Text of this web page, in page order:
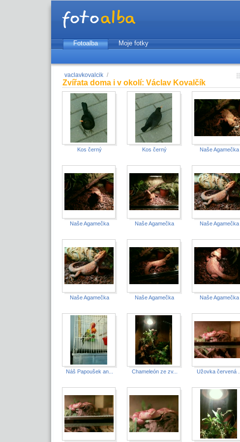
Fotoalba
Moje fotky
vaclavkovalcik /
Zvířata doma i v okolí: Václav Kovalčík
Kos černý Kos černý Naše Agamečka
Naše Agamečka Naše Agamečka Naše Agamečka
Naše Agamečka Naše Agamečka Naše Agamečka
Náš Papoušek an... Chameleón ze zv... Užovka červená ...